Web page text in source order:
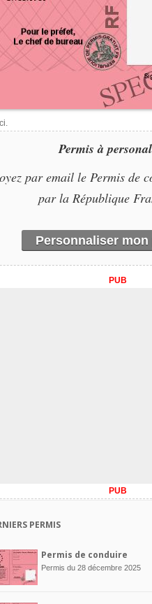
Permis à
par email le Permis de
par la République
Personnaliser
PUB
PUB
PERMIS
Permis de conduire
Permis du 28 décembre 2025